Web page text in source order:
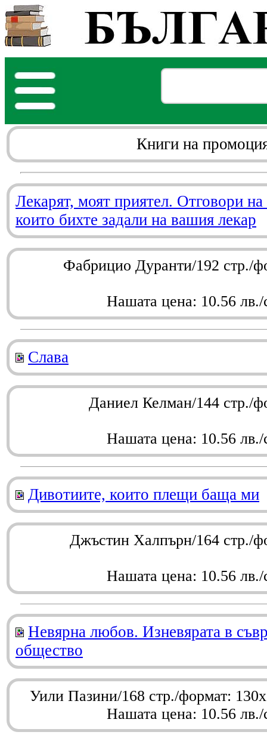
Книги на
Лекарят, моят приятел. Отговори
които бихте задали на вашия лекар
Фабрицио Дуранти/192 стр./
Нашата цена: 10.56 лв./
Слава
Даниел Келман/144 стр./
Нашата цена: 10.56 лв./
Дивотиите, които плещи баща ми
Джъстин Халпърн/164 стр./
Нашата цена: 10.56 лв./
Невярна любов. Изневярата в
общество
Уили Пазини/168 стр./формат:
Нашата цена: 10.56 лв./